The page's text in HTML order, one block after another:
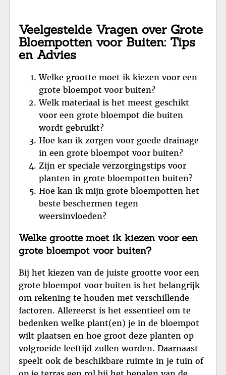
Veelgestelde Vragen over Grote
Bloempotten voor Buiten: Tips
en Advies
Welke grootte moet ik kiezen voor een
grote bloempot voor buiten?
Welk materiaal is het meest geschikt
voor een grote bloempot die buiten
wordt gebruikt?
Hoe kan ik zorgen voor goede drainage
in een grote bloempot voor buiten?
Zijn er speciale verzorgingstips voor
planten in grote bloempotten buiten?
Hoe kan ik mijn grote bloempotten het
beste beschermen tegen
weersinvloeden?
Welke grootte moet ik kiezen voor een
grote bloempot voor buiten?
Bij het kiezen van de juiste grootte voor een
grote bloempot voor buiten is het belangrijk
om rekening te houden met verschillende
factoren. Allereerst is het essentieel om te
bedenken welke plant(en) je in de bloempot
wilt plaatsen en hoe groot deze planten op
volgroeide leeftijd zullen worden. Daarnaast
speelt ook de beschikbare ruimte in je tuin of